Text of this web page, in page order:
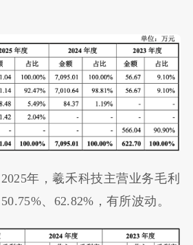
年，羲禾科技主营业务毛利
、62.82%，有所波动。